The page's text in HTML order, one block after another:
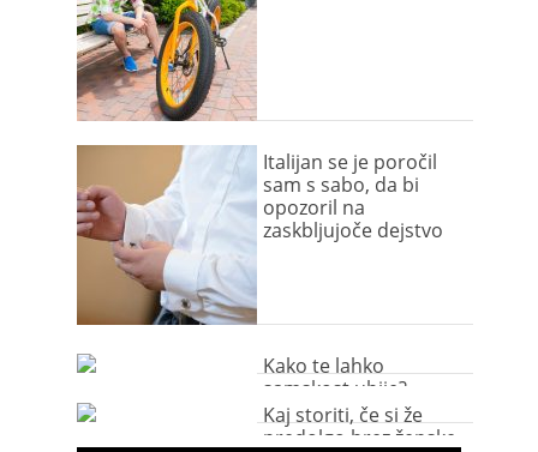
Italijan se je poročil
sam s sabo, da bi
opozoril na
zaskbljujoče dejstvo
Kako te lahko
samskost ubije?
Kaj storiti, če si že
predolgo brez ženske